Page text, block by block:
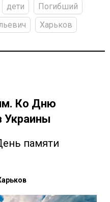
дети
Погибший
Харьков
Ко Дню
Украины
памяти